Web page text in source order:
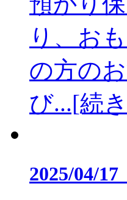
り、お
の方の
び...[続
2025/04/